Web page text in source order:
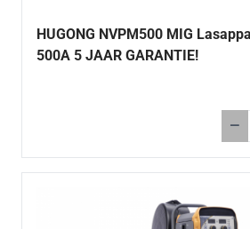
HUGONG NVPM500 MIG
500A 5 JAAR GARANTIE!
−